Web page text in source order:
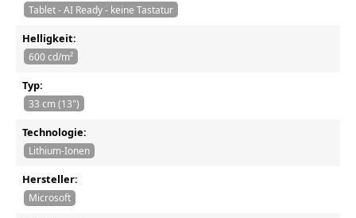
Tablet - AI Ready - keine Tastatur
Helligkeit:
600 cd/m²
Typ:
33 cm (13")
Technologie:
Lithium-Ionen
Hersteller:
Microsoft